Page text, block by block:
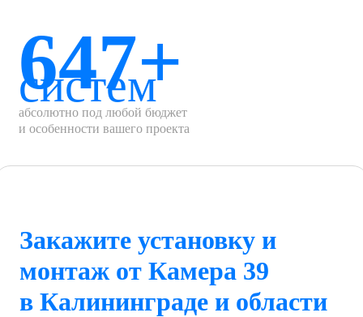
647+
систем
абсолютно под любой бюджет
и особенности вашего проекта
Закажите установку и
монтаж от Камера 39
в Калининграде и области